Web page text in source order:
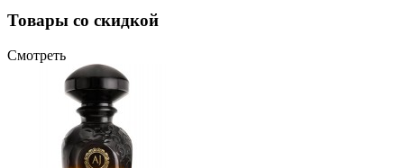
Товары со скидкой
Смотреть